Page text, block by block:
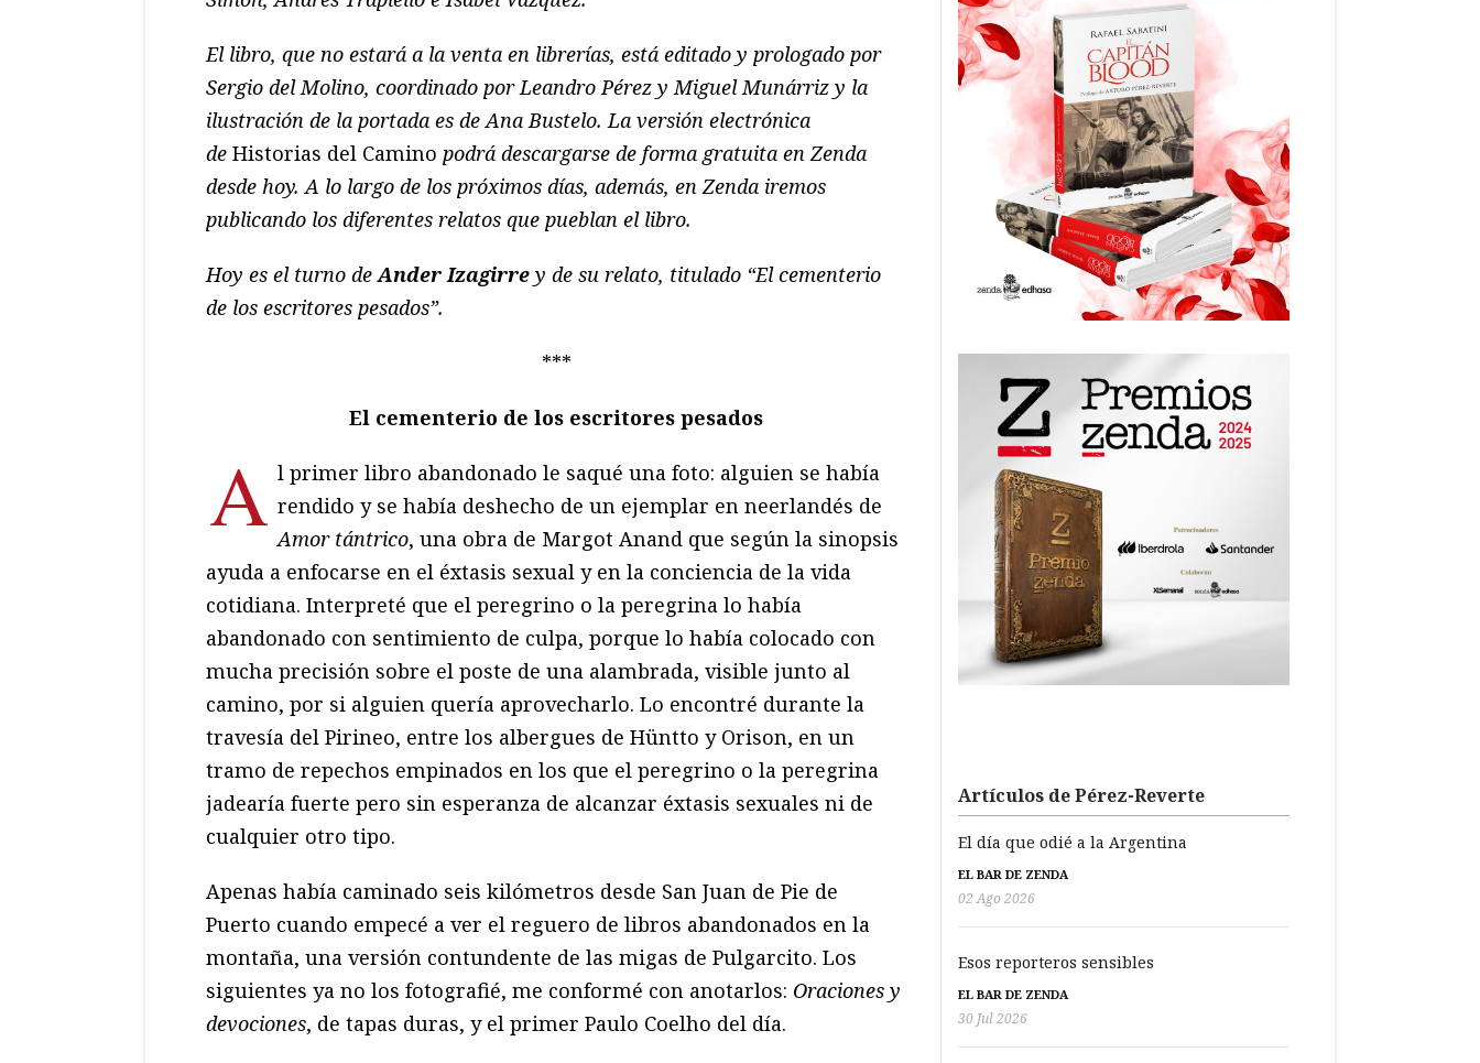
El libro, que no estará a la venta en librerías, está editado y prologado por
Sergio del Molino, coordinado por Leandro Pérez y Miguel Munárriz y la
ilustración de la portada es de Ana Bustelo. La versión electrónica
de Historias del Camino podrá descargarse de forma gratuita en Zenda
desde hoy. A lo largo de los próximos días, además, en Zenda iremos
publicando los diferentes relatos que pueblan el libro.
Hoy es el turno deAnder Izagirre y de su relato, titulado “El cementerio
de los escritores pesados”.
***
El cementerio de los escritores pesados
A l primer libro abandonado le saqué una foto: alguien se había
rendido y se había deshecho de un ejemplar en neerlandés de
Amor tántrico, una obra de Margot Anand que según la sinopsis
ayuda a enfocarse en el éxtasis sexual y en la conciencia de la vida
cotidiana. Interpreté que el peregrino o la peregrina lo había
abandonado con sentimiento de culpa, porque lo había colocado con
mucha precisión sobre el poste de una alambrada, visible junto al
camino, por si alguien quería aprovecharlo. Lo encontré durante la
travesía del Pirineo, entre los albergues de Hüntto y Orison, en un
tramo de repechos empinados en los que el peregrino o la peregrina
jadearía fuerte pero sin esperanza de alcanzar éxtasis sexuales ni de
cualquier otro tipo.
Apenas había caminado seis kilómetros desde San Juan de Pie de
Puerto cuando empecé a ver el reguero de libros abandonados en la
montaña, una versión contundente de las migas de Pulgarcito. Los
siguientes ya no los fotografié, me conformé con anotarlos: Oraciones y
devociones, de tapas duras, y el primer Paulo Coelho del día.
Artículos de Pérez-Reverte
El día que odié a la Argentina
EL BAR DE ZENDA
02 Ago 2026
Esos reporteros sensibles
EL BAR DE ZENDA
30 Jul 2026